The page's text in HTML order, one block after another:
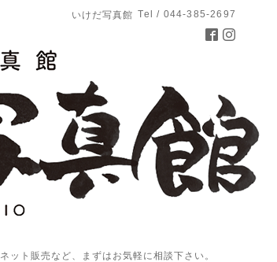
いけだ写真館 Tel / 044-385-2697
ト販売など、まずはお気軽に相談下さい。